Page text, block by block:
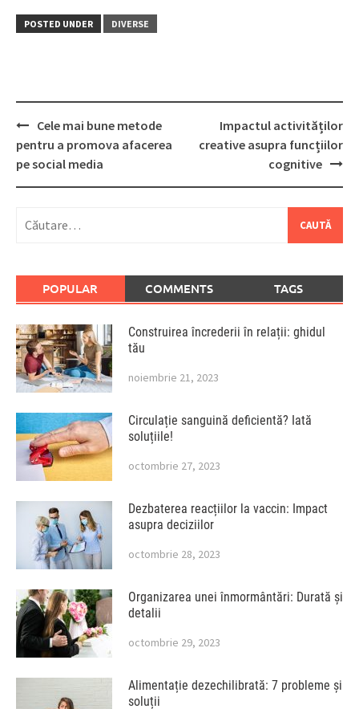
POSTED UNDER DIVERSE
Post
navigation
Cele mai bune metode
pentru a promova afacerea
pe social media
Impactul activităților
creative asupra funcțiilor
cognitive
după:
POPULAR COMMENTS TAGS
Construirea încrederii în relații: ghidul
tău
noiembrie 21, 2023
Circulație sanguină deficientă? Iată
soluțiile!
octombrie 27, 2023
Dezbaterea reacțiilor la vaccin: Impact
asupra deciziilor
octombrie 28, 2023
Organizarea unei înmormântări: Durată și
detalii
octombrie 29, 2023
Alimentație dezechilibrată: 7 probleme și
soluții